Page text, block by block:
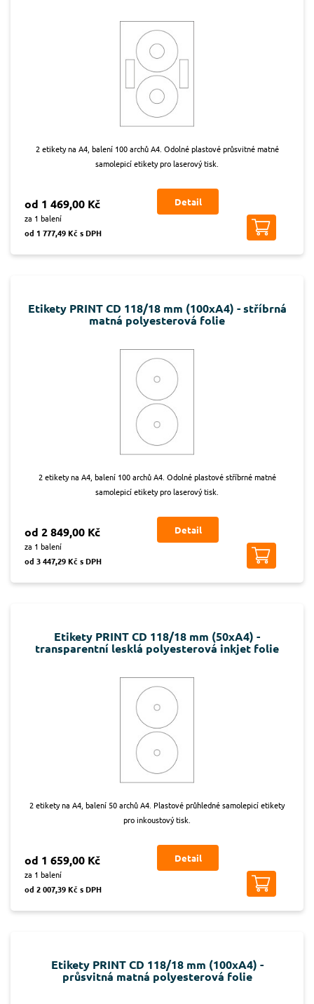
2 etikety na A4, balení 100 archů A4. Odolné plastové průsvitné matné
samolepicí etikety pro laserový tisk.
od 1 469,00 Kč
za 1 balení
od 1 777,49 Kč s DPH
Detail
Etikety PRINT CD 118/18 mm (100xA4) - stříbrná
matná polyesterová folie
2 etikety na A4, balení 100 archů A4. Odolné plastové stříbrné matné
samolepicí etikety pro laserový tisk.
od 2 849,00 Kč
za 1 balení
od 3 447,29 Kč s DPH
Detail
Etikety PRINT CD 118/18 mm (50xA4) -
transparentní lesklá polyesterová inkjet folie
2 etikety na A4, balení 50 archů A4. Plastové průhledné samolepicí etikety
pro inkoustový tisk.
od 1 659,00 Kč
za 1 balení
od 2 007,39 Kč s DPH
Detail
Etikety PRINT CD 118/18 mm (100xA4) -
průsvitná matná polyesterová folie